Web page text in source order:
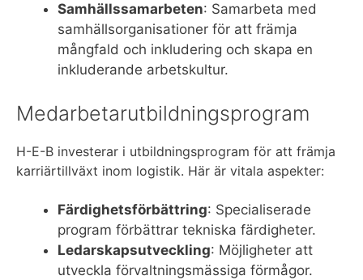
Samhällssamarbeten: Samarbeta med
samhällsorganisationer för att främja
mångfald och inkludering och skapa en
inkluderande arbetskultur.
Medarbetarutbildningsprogram
H-E-B investerar i utbildningsprogram för att främja
karriärtillväxt inom logistik. Här är vitala aspekter:
Färdighetsförbättring: Specialiserade
program förbättrar tekniska färdigheter.
Ledarskapsutveckling: Möjligheter att
utveckla förvaltningsmässiga förmågor.